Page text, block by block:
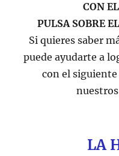
CON
PULSA SOBRE
Si quieres saber
puede ayudarte a
con el
nuestros
LA